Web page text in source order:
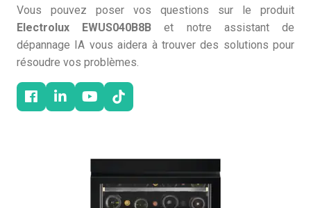
Vous pouvez poser vos questions sur le produit
Electrolux EWUS040B8B et notre assistant de
dépannage IA vous aidera à trouver des solutions pour
résoudre vos problèmes.